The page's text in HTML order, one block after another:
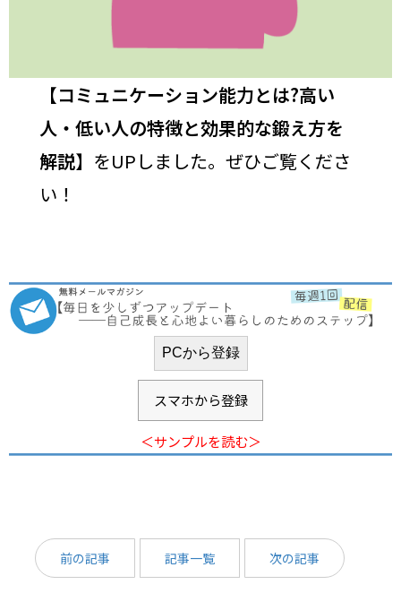
【コミュニケーション能力とは?高い
人・低い人の特徴と効果的な鍛え方を
解説】をUPしました。ぜひご覧くださ
い！
スマホから登録
＜サンプルを読む＞
前の記事 記事一覧 次の記事